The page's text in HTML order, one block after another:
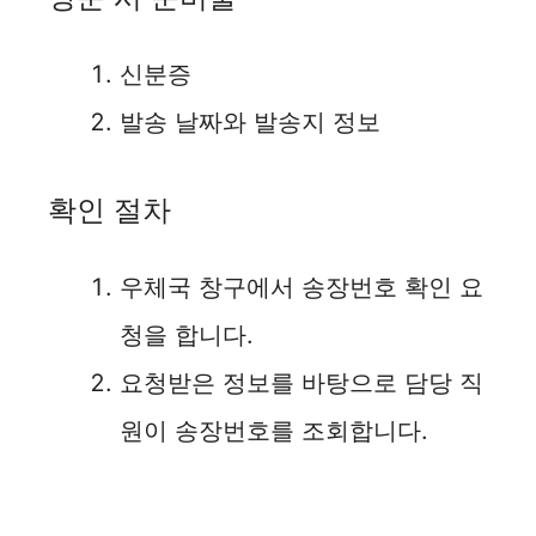
신분증
발송 날짜와 발송지 정보
확인 절차
우체국 창구에서 송장번호 확인 요
청을 합니다.
요청받은 정보를 바탕으로 담당 직
원이 송장번호를 조회합니다.